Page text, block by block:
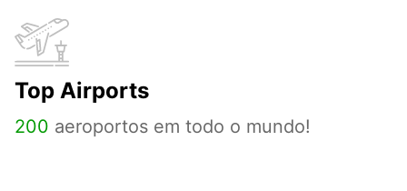
Top Airports
200 aeroportos em todo o mundo!